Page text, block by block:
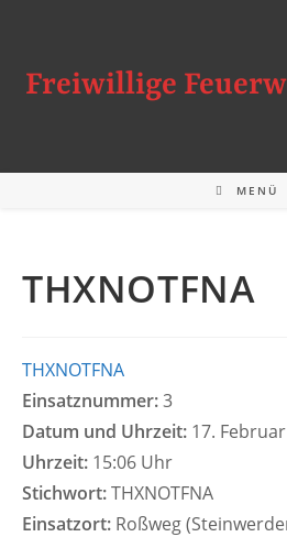
springen
Freiwillige
MENÜ
THXNOTFNA
THXNOTFNA
Einsatznummer:3
Datum und Uhrzeit: 17.
Uhrzeit: 15:06 Uhr
Stichwort:THXNOTFNA
Einsatzort: Roßweg